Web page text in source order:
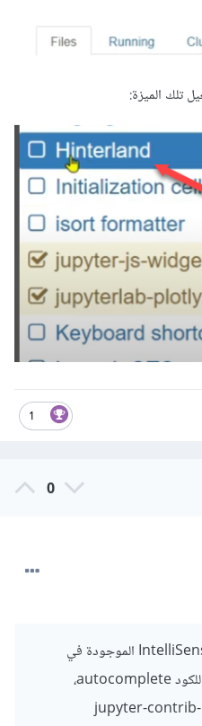
1
0
ما تقصده هو ميزة مثل IntelliSense الموجودة في
vscode للإكمال التلقائي للكود autocomplete،
ستحتاج إلى تثبيت مكتبة jupyter-contrib-